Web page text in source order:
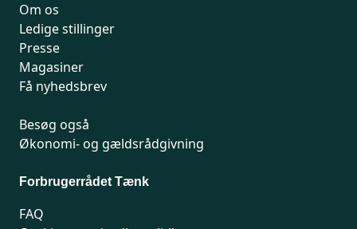
Om os
Ledige stillinger
Presse
Magasiner
Få nyhedsbrev
Besøg også
Økonomi- og gældsrådgivning
Forbrugerrådet Tænk
FAQ